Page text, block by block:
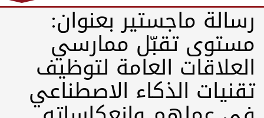
رسالة ماجستير بعنوان:
مستوى تقبّل ممارسي
العلاقات العامة لتوظيف
تقنيات الذكاء الاصطناعي